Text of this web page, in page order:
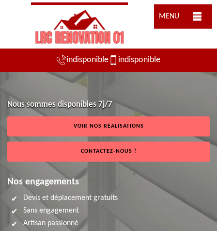
MENU
indisponible indisponible
Nous sommes disponibles 7j/7
VOIR NOS RÉALISATIONS
CONTACTEZ-NOUS !
Nos engagements
Devis et déplacement gratuits
Sans engagement
Artisan passionné